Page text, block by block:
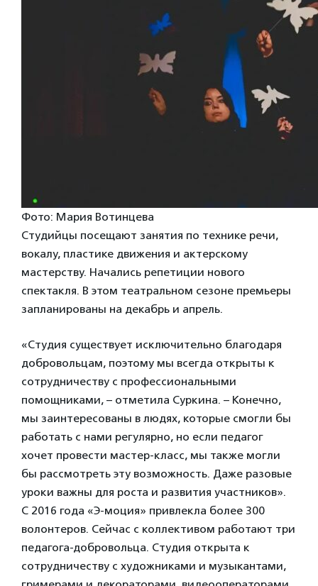
Фото: Мария Вотинцева
Студийцы посещают занятия по технике речи,
вокалу, пластике движения и актерскому
мастерству. Начались репетиции нового
спектакля. В этом театральном сезоне премьеры
запланированы на декабрь и апрель.
«Студия существует исключительно благодаря
добровольцам, поэтому мы всегда открыты к
сотрудничеству с профессиональными
помощниками, – отметила Суркина. – Конечно,
мы заинтересованы в людях, которые смогли бы
работать с нами регулярно, но если педагог
хочет провести мастер-класс, мы также могли
бы рассмотреть эту возможность. Даже разовые
уроки важны для роста и развития участников».
С 2016 года «Э-моция» привлекла более 300
волонтеров. Сейчас с коллективом работают три
педагога-добровольца. Студия открыта к
сотрудничеству с художниками и музыкантами,